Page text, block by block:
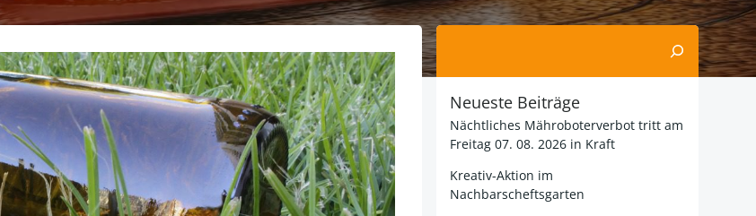
Suchen
Neueste Beiträge
Nächtliches Mähroboterverbot tritt am
Freitag 07. 08. 2026 in Kraft
Kreativ-Aktion im
Nachbarscheftsgarten